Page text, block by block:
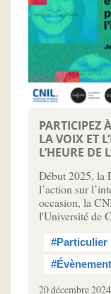
PARTICIPEZ
LA VOIX ET
L’HEURE DE
Début 2025, la
l’action sur
occasion, la
l'Université de
#Particulier
#Évènement
20 décembre 2024